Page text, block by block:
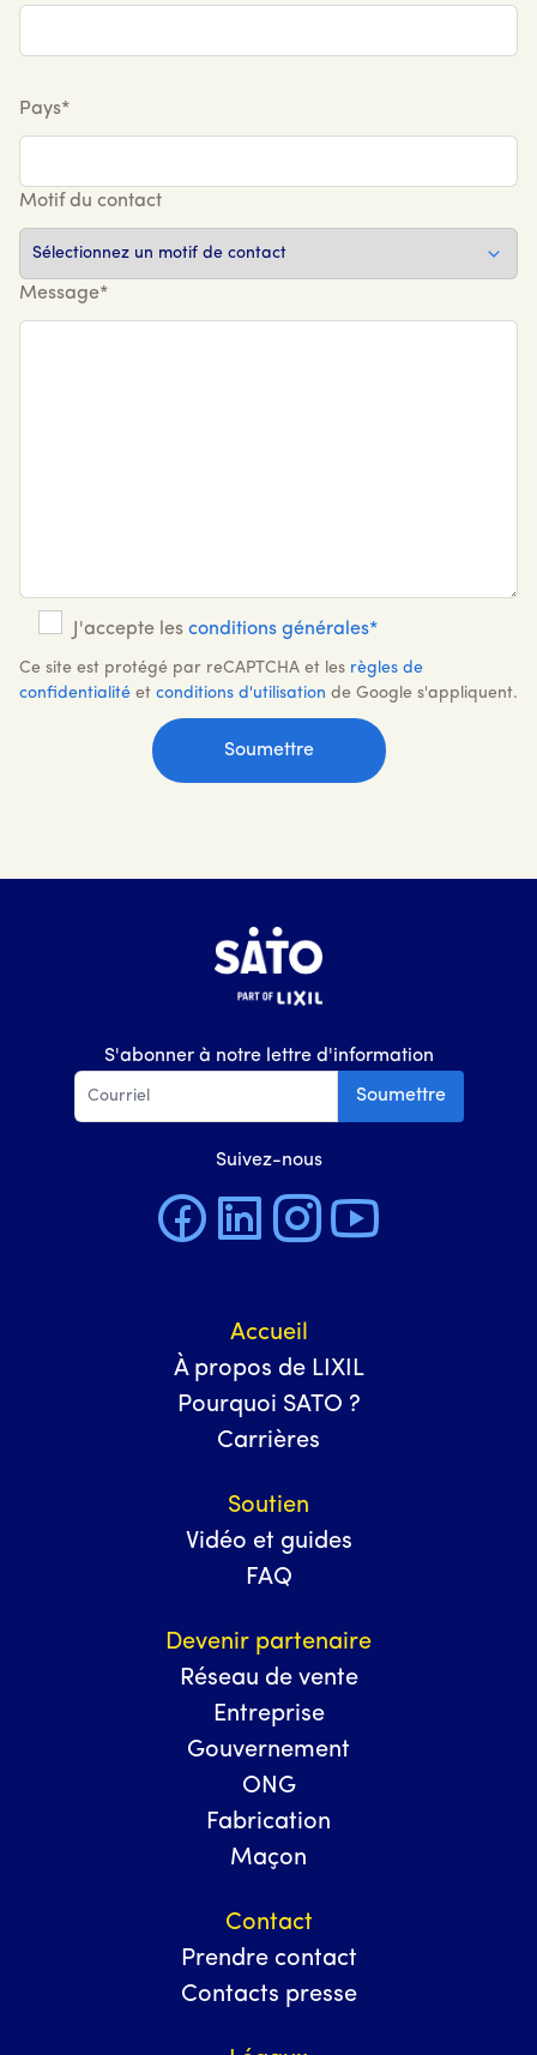
Pays*
Motif du contact
Message*
J'accepte les conditions générales*
Ce site est protégé par reCAPTCHA et les règles de
confidentialité et conditions d'utilisation de Google s'appliquent.
S'abonner à notre lettre d'information
Soumettre
Suivez-nous
Accueil
À propos de LIXIL
Pourquoi SATO ?
Carrières
Soutien
Vidéo et guides
FAQ
Devenir partenaire
Réseau de vente
Entreprise
Gouvernement
ONG
Fabrication
Maçon
Contact
Prendre contact
Contacts presse